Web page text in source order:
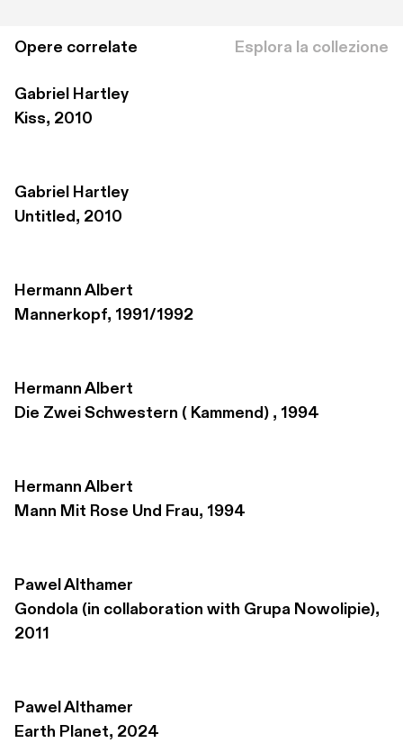
Opere correlate Esplora la collezione
Gabriel Hartley
Kiss, 2010
Gabriel Hartley
Untitled, 2010
Hermann Albert
Mannerkopf, 1991/1992
Hermann Albert
Die Zwei Schwestern ( Kammend) , 1994
Hermann Albert
Mann Mit Rose Und Frau, 1994
Pawel Althamer
Gondola (in collaboration with Grupa Nowolipie),
2011
Pawel Althamer
Earth Planet, 2024